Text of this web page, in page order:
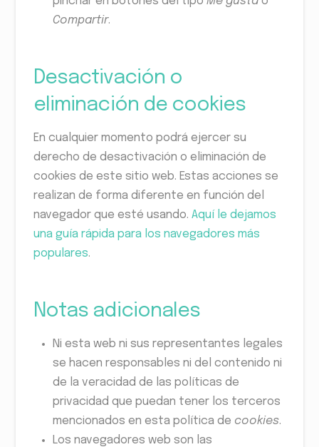
Compartir.
Desactivación o
eliminación de cookies
En cualquier momento podrá ejercer su
derecho de desactivación o eliminación de
cookies de este sitio web. Estas acciones se
realizan de forma diferente en función del
navegador que esté usando.Aquí le dejamos
una guía rápida para los navegadores más
populares.
Notas adicionales
Ni esta web ni sus representantes legales
se hacen responsables ni del contenido ni
de la veracidad de las políticas de
privacidad que puedan tener los terceros
mencionados en esta política de cookies.
Los navegadores web son las